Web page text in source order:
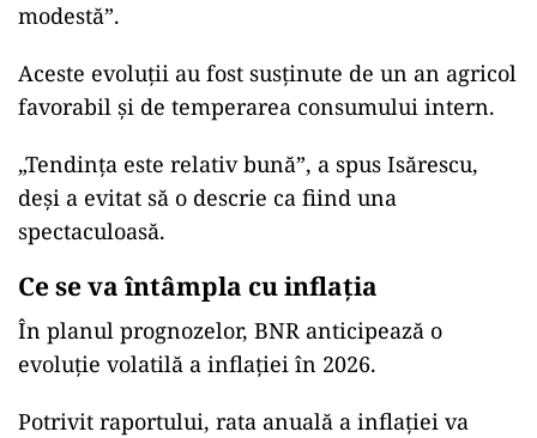
modestă”.
Aceste evoluții au fost susținute de un an agricol
favorabil și de temperarea consumului intern.
„Tendința este relativ bună”, a spus Isărescu,
deși a evitat să o descrie ca fiind una
spectaculoasă.
Ce se va întâmpla cu inflația
În planul prognozelor, BNR anticipează o
evoluție volatilă a inflației în 2026.
Potrivit raportului, rata anuală a inflației va